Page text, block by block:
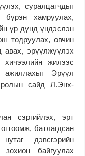
суралцагчдыг
бүрэн хамруулах,
үр дүнд үндэслэн
тодруулах, өвчин
авах, эрүүлжүүлэх
жилээс
ажиллахыг Эрүүл
сайд Л.Энх-
сэргийлэх, эрт
батлагдсан
дэвсгэрийн
байгуулах